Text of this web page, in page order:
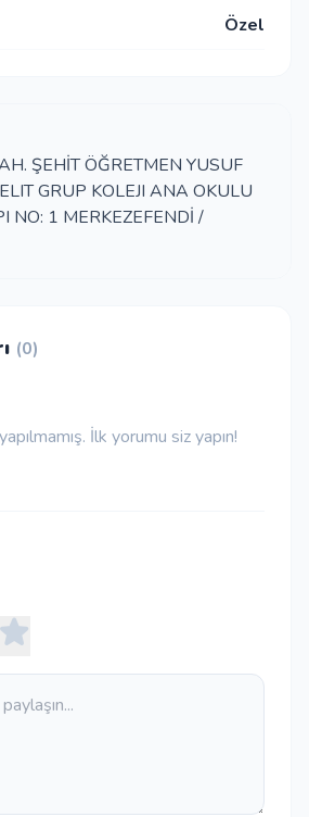
Okul Ekle
Özel
ŞEHİT ÖĞRETMEN YUSUF
GRUP KOLEJI ANA OKULU
NO: 1 MERKEZEFENDİ /
(0)
İlk yorumu siz yapın!